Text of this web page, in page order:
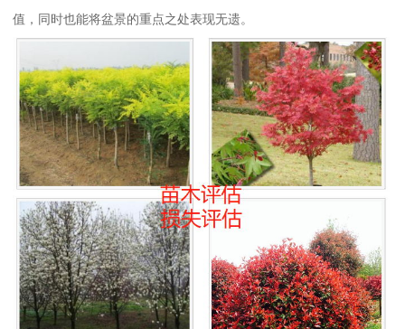
值，同时也能将盆景的重点之处表现无遗。